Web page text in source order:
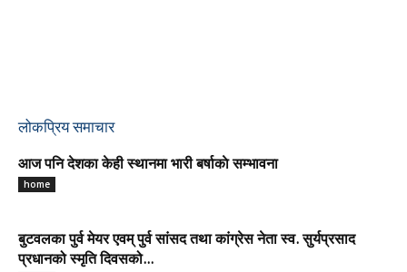
लोकप्रिय समाचार
आज पनि देशका केही स्थानमा भारी बर्षाकाे सम्भावना
home
बुटवलका पुर्व मेयर एवम् पुर्व सांसद तथा कांग्रेस नेता स्व. सुर्यप्रसाद
प्रधानको स्मृति दिवसको...